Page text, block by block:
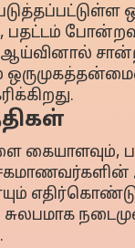
பதட்டம்
ஆய்வினால்
கையாளவும்,
சுலபமாக